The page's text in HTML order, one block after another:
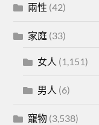
兩性 (42)
家庭 (33)
女人 (1,151)
男人 (6)
寵物 (3,538)